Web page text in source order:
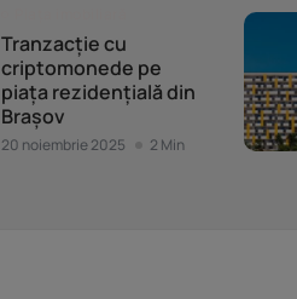
Tranzacție cu
criptomonede pe
piața rezidențială din
Brașov
20 noiembrie 2025 2 Min